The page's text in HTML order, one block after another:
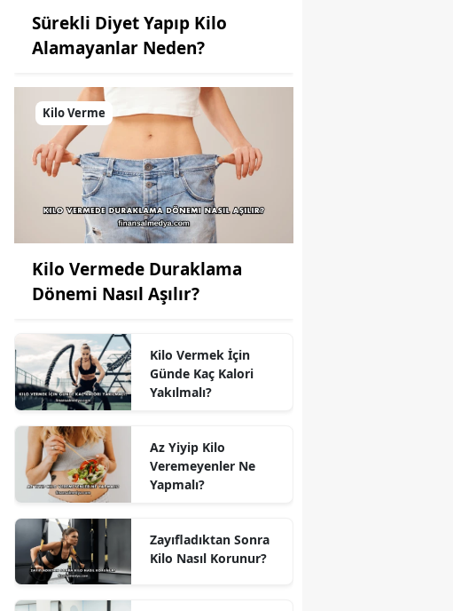
Sürekli Diyet Yapıp Kilo
Alamayanlar Neden?
Kilo Verme
Kilo Vermede Duraklama
Dönemi Nasıl Aşılır?
Kilo Vermek İçin
Günde Kaç Kalori
Yakılmalı?
Az Yiyip Kilo
Veremeyenler Ne
Yapmalı?
Zayıfladıktan Sonra
Kilo Nasıl Korunur?